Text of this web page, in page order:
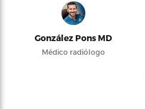
González Pons MD
Médico radiólogo